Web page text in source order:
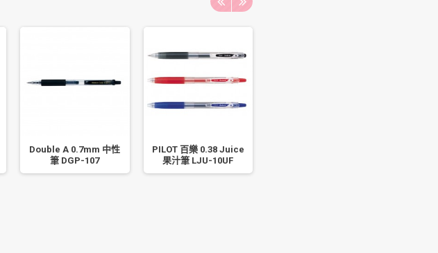
Double A 0.7mm 中性
筆 DGP-107
PILOT 百樂 0.38 Juice
果汁筆 LJU-10UF